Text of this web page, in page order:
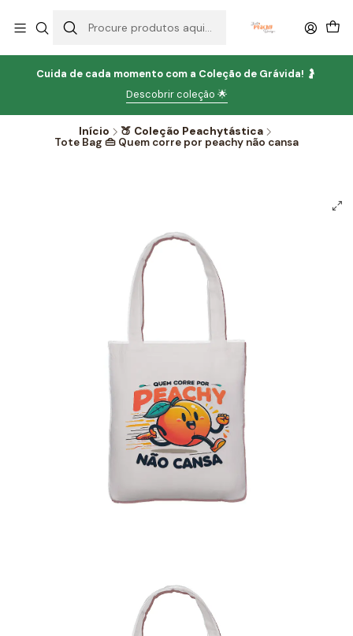
Cuida de cada momento com a Coleção de Grávida! 🤰
Descobrir coleção 🌟
Início
🍑 Coleção Peachytástica
Tote Bag 👜 Quem corre por peachy não cansa